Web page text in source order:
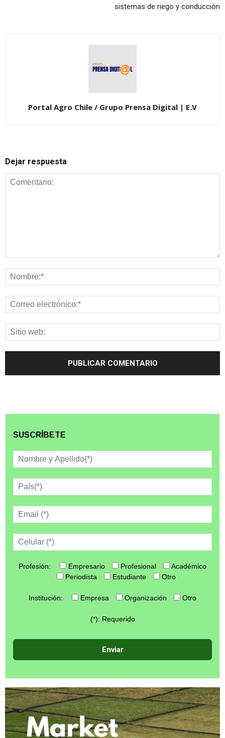
sistemas de riego y conducción
Portal Agro Chile / Grupo Prensa Digital | E.V
Dejar respuesta
SUSCRÍBETE
Profesión: Empresario Profesional
Académico
Periodista
Estudiante Otro
Institución: Empresa Organización Otro
(*): Requerido